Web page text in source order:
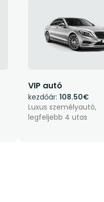
VIP autó
kezdőár: 108.50€
Luxus személyautó,
legfeljebb 4 utas